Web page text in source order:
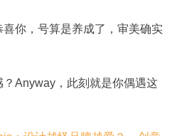
你，号算是养成了，审美确实
Anyway，此刻就是你偶遇这